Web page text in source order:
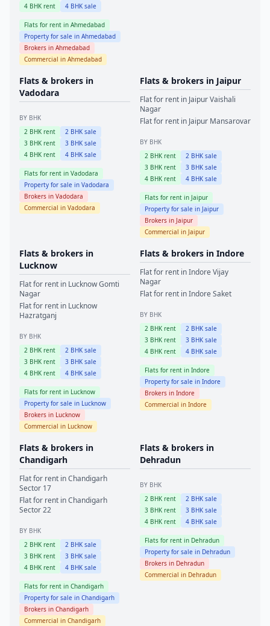
4 BHK rent 4 BHK sale
Flats for rent in Ahmedabad
Property for sale in Ahmedabad
Brokers in Ahmedabad
Commercial in Ahmedabad
Flats & brokers in
Vadodara
BY BHK
2 BHK rent 2 BHK sale
3 BHK rent 3 BHK sale
4 BHK rent 4 BHK sale
Flats for rent in Vadodara
Property for sale in Vadodara
Brokers in Vadodara
Commercial in Vadodara
Flats & brokers in Jaipur
Flat for rent in JaipurVaishali
Nagar
Flat for rent in Jaipur Mansarovar
BY BHK
2 BHK rent 2 BHK sale
3 BHK rent 3 BHK sale
4 BHK rent 4 BHK sale
Flats for rent in Jaipur
Property for sale in Jaipur
Brokers in Jaipur
Commercial in Jaipur
Flats & brokers in
Lucknow
Flat for rent in LucknowGomti
Nagar
Flat for rent in Lucknow
Hazratganj
BY BHK
2 BHK rent 2 BHK sale
3 BHK rent 3 BHK sale
4 BHK rent 4 BHK sale
Flats for rent in Lucknow
Property for sale in Lucknow
Brokers in Lucknow
Commercial in Lucknow
Flats & brokers in Indore
Flat for rent inIndoreVijay
Nagar
Flat for rent inIndoreSaket
BY BHK
2 BHK rent 2 BHK sale
3 BHK rent 3 BHK sale
4 BHK rent 4 BHK sale
Flats for rent in Indore
Property for sale in Indore
Brokers in Indore
Commercial in Indore
Flats & brokers in
Chandigarh
Flat for rent inChandigarh
Sector 17
Flat for rent inChandigarh
Sector 22
BY BHK
2 BHK rent 2 BHK sale
3 BHK rent 3 BHK sale
4 BHK rent 4 BHK sale
Flats for rent in Chandigarh
Property for sale in Chandigarh
Brokers in Chandigarh
Commercial in Chandigarh
Flats & brokers in
Dehradun
BY BHK
2 BHK rent 2 BHK sale
3 BHK rent 3 BHK sale
4 BHK rent 4 BHK sale
Flats for rent in Dehradun
Property for sale in Dehradun
Brokers in Dehradun
Commercial in Dehradun